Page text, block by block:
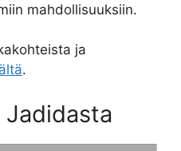
mahdollisuuksiin.
ja
.
Jadidasta